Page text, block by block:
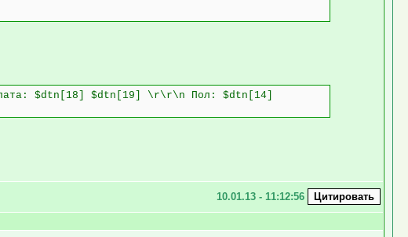
$dtn[18] $dtn[19] \r\r\n Пол: $dtn[14]
10.01.13 - 11:12:56